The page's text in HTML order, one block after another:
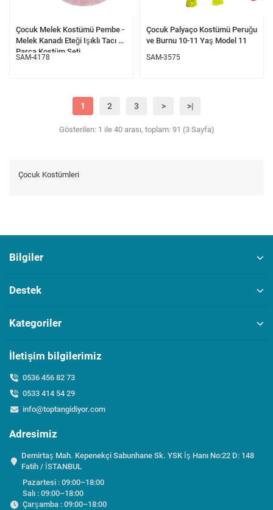
Çocuk Melek Kostümü Pembe -
Melek Kanadı Eteği Işıklı Tacı 3
Parça Kostüm Seti
SAM-4178
Çocuk Palyaço Kostümü Peruğu
ve Burnu 10-11 Yaş Model 11
SAM-3575
1 2 3 > >|
Gösterilen: 1 ile 40 arası, toplam: 91 (3 Sayfa)
Çocuk Kostümleri
Bilgiler
Destek
Kategoriler
İletişim bilgilerimiz
0536 456 82 73
0533 414 54 29
info@toptangidiyor.com
Adresimiz
Demirtaş Mah. Kepenekçi Sabunhane Sk. YSK İş Hanı No:22 D: 148
Fatih / İSTANBUL
Pazartesi : 09:00–18:00
Salı : 09:00–18:00
Çarşamba : 09:00–18:00